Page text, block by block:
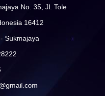
| Test
Silica
Kit |
| Test
No. 35, Jl. Tole
16412
Sukmajaya
Lingkungan (alat